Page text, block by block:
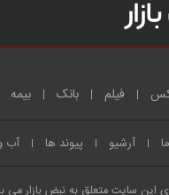
فیلم بانک بیمه
آرشیو پیوند ها آب
سایت متعلق به نبض بازار می